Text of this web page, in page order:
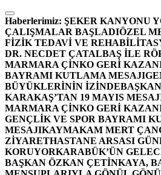
Haberlerimiz: ŞEKER KANYONU
ÇALIŞMALAR BAŞLADIÖZEL
FİZİK TEDAVİ VE
DR. NECDET ÇATALBAŞ İLE
MARMARA ÇİNKO GERİ
BAYRAMI KUTLAMA MESAJI
BÜYÜKLERİNİN İZİNDE
KARAKAŞ’TAN 19 MAYIS
MARMARA ÇİNKO GERİ
GENÇLİK VE SPOR BAYRAMI
MESAJIKAYMAKAM MERT
ZİYARETHASTANE ARSASI
KORUYORKARABÜK’ÜN
BAŞKAN ÖZKAN ÇETİNKAYA,